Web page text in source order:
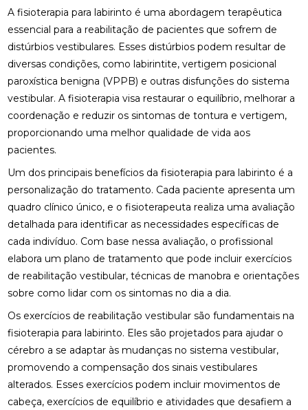
A fisioterapia para labirinto é uma abordagem terapêutica
essencial para a reabilitação de pacientes que sofrem de
distúrbios vestibulares. Esses distúrbios podem resultar de
diversas condições, como labirintite, vertigem posicional
paroxística benigna (VPPB) e outras disfunções do sistema
vestibular. A fisioterapia visa restaurar o equilíbrio, melhorar a
coordenação e reduzir os sintomas de tontura e vertigem,
proporcionando uma melhor qualidade de vida aos
pacientes.
Um dos principais benefícios da fisioterapia para labirinto é a
personalização do tratamento. Cada paciente apresenta um
quadro clínico único, e o fisioterapeuta realiza uma avaliação
detalhada para identificar as necessidades específicas de
cada indivíduo. Com base nessa avaliação, o profissional
elabora um plano de tratamento que pode incluir exercícios
de reabilitação vestibular, técnicas de manobra e orientações
sobre como lidar com os sintomas no dia a dia.
Os exercícios de reabilitação vestibular são fundamentais na
fisioterapia para labirinto. Eles são projetados para ajudar o
cérebro a se adaptar às mudanças no sistema vestibular,
promovendo a compensação dos sinais vestibulares
alterados. Esses exercícios podem incluir movimentos de
cabeça, exercícios de equilíbrio e atividades que desafiem a
DORES COM ESTA ABORDAGEM NATURAL
ACUPUNTURA PARA ENXAQUECA: ALÍVIO EFICAZ
ACUPUNTURA PARA ENXAQUECA: ALÍVIO NATURAL
ACUPUNTURA PARA NERVO CIÁTICO: ALÍVIO EFICAZ
PARA A DOR E MELHORA DA MOBILIDADE
ACUPUNTURA PARA NERVO CIÁTICO: ALÍVIO EFICAZ
ACUPUNTURA PARA O NERVO CIÁTICO: ALÍVIO
NATURAL E EFICAZ
ACUPUNTURA PERTO DE MIM: ENCONTRE O
MELHOR ATENDIMENTO NA SUA REGIÃO
ACUPUNTURA PERTO DE MIM: ENCONTRE O
MELHOR ATENDIMENTO PARA SEU BEM-ESTAR
ACUPUNTURA RJ: ALÍVIO E BEM-ESTAR
ONDE ENCONTRAR
ACUPUNTURA: BENEFÍCIOS E APLICAÇÕES PARA
SUA SAÚDE
palmilha sob medida preço quiropraxia
quiropraxia RJ quiropraxia cervical
quiropraxia em Niterói quiropraxia nervo ciático
quiropraxia para joelho quiropraxia para nervo ciático
quiropraxia perto quiropraxia perto de mim
rpg escoliose